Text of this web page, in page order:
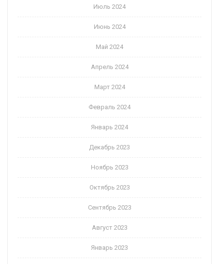
Июль 2024
Июнь 2024
Май 2024
Апрель 2024
Март 2024
Февраль 2024
Январь 2024
Декабрь 2023
Ноябрь 2023
Октябрь 2023
Сентябрь 2023
Август 2023
Январь 2023